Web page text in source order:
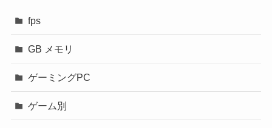
fps
GB メモリ
ゲーミングPC
ゲーム別